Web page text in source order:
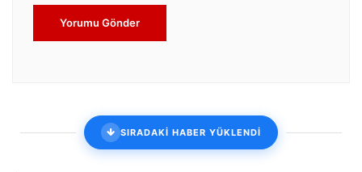
Yorumu Gönder
SIRADAKİ HABER YÜKLENDİ